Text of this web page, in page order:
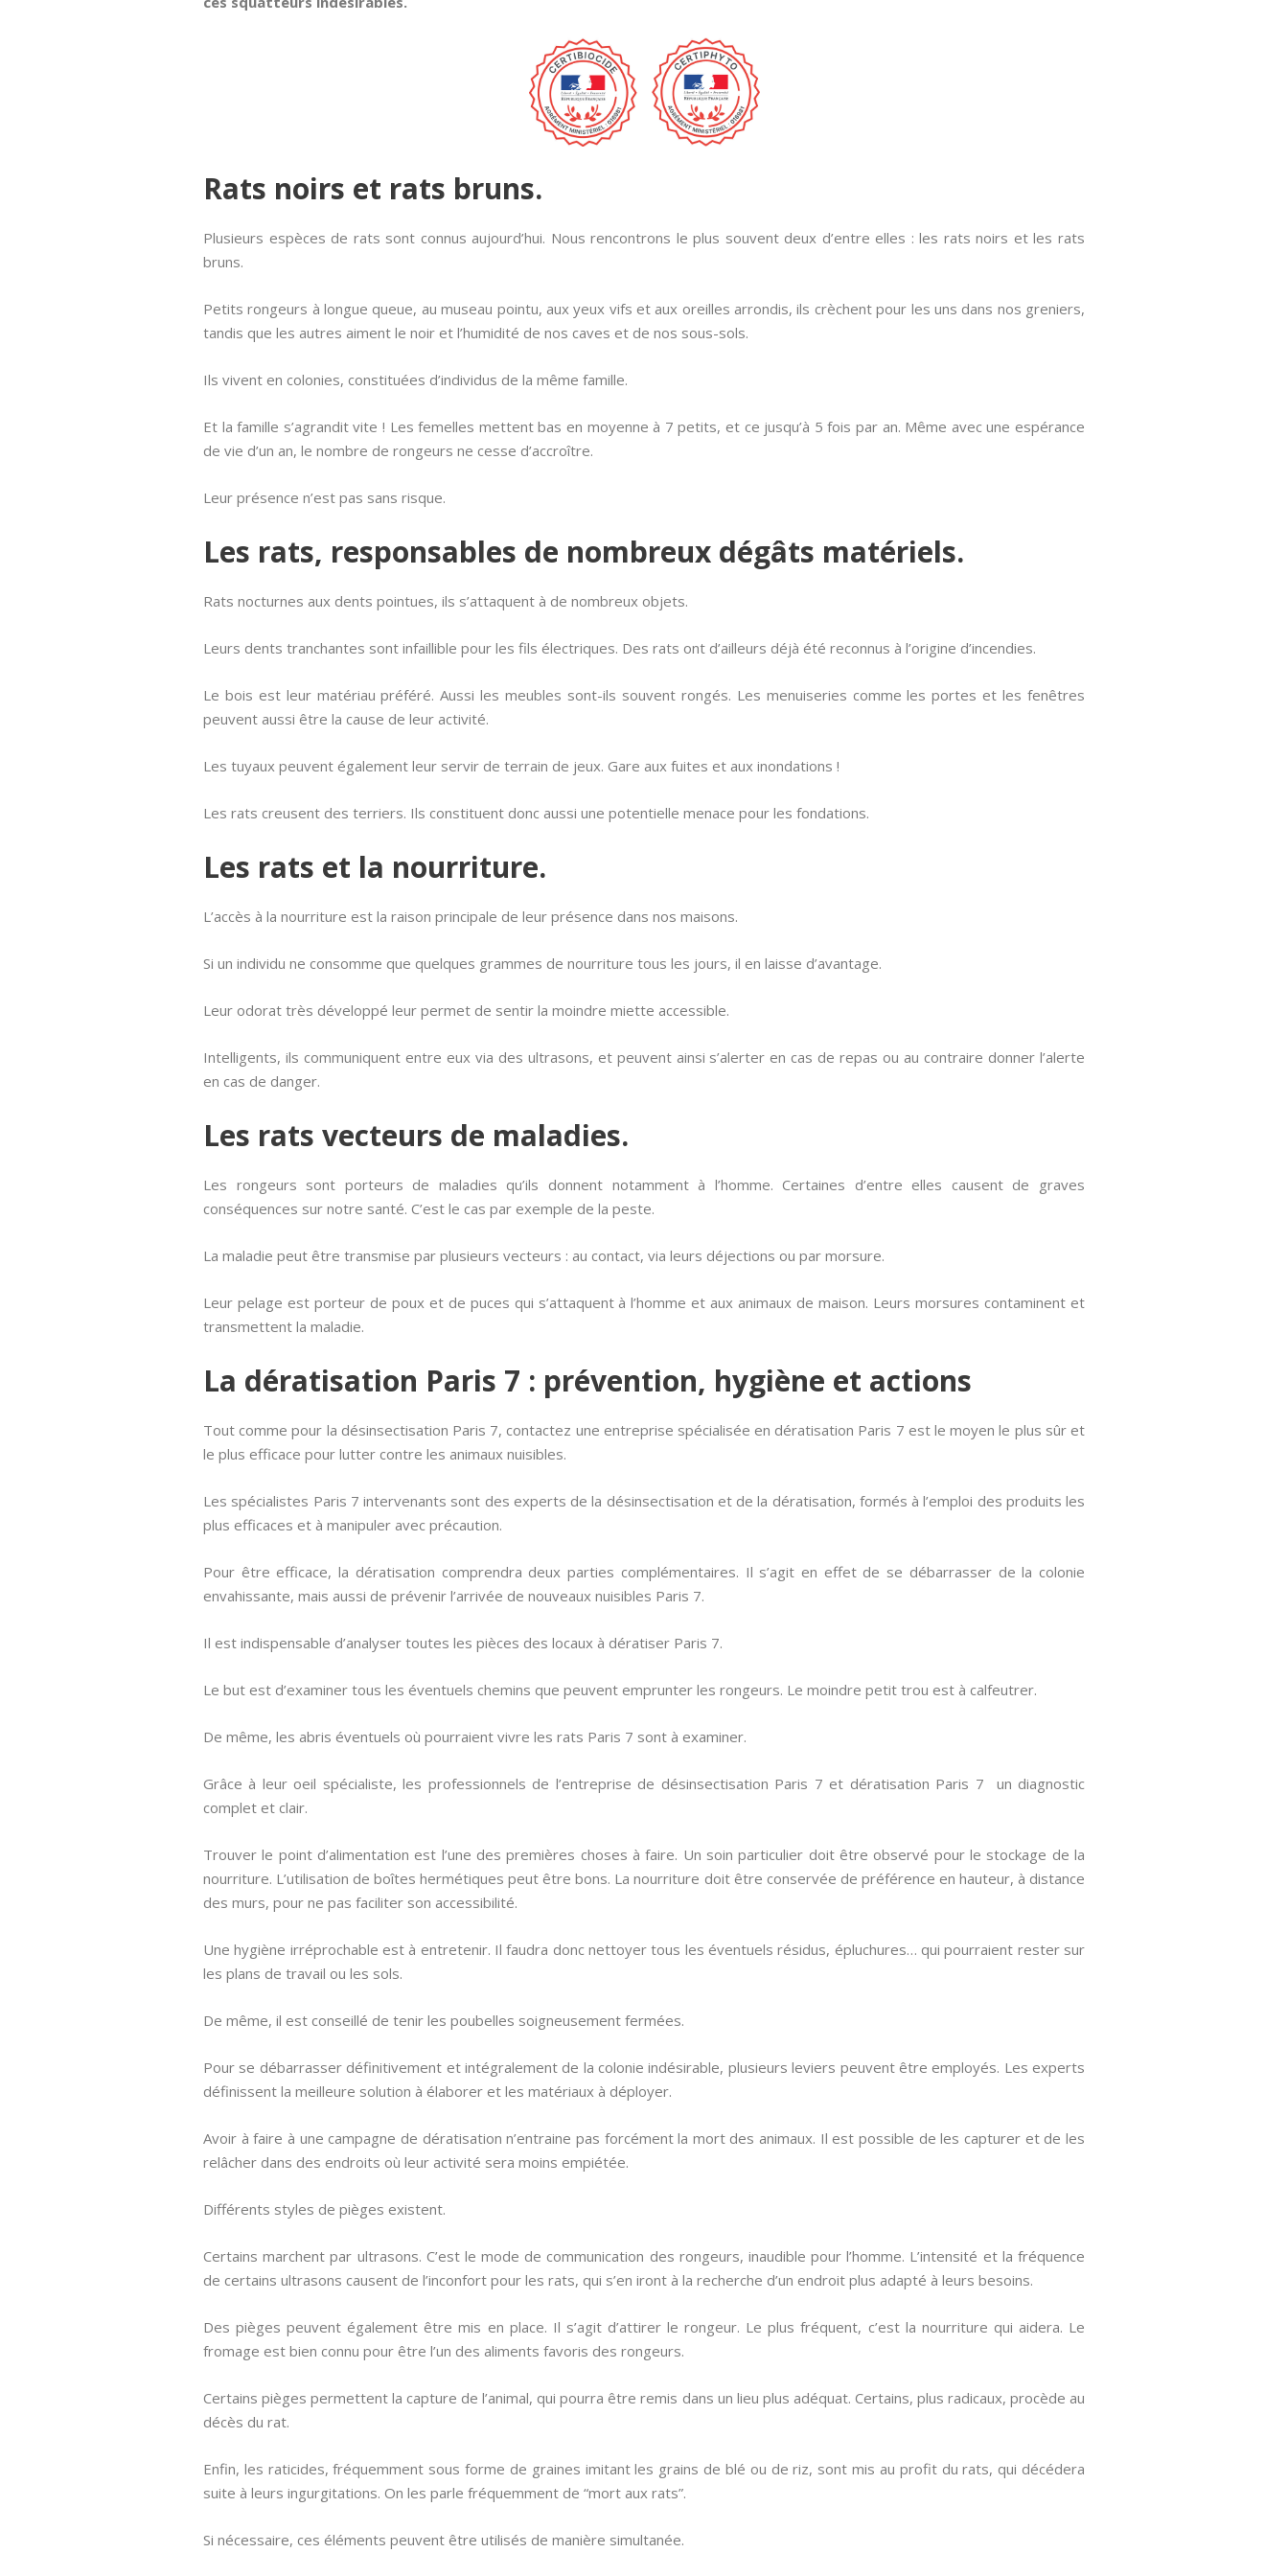
Rats noirs et rats bruns.
Plusieurs espèces de rats sont connus aujourd’hui. Nous rencontrons le plus souvent deux d’entre elles : les rats noirs et les rats
bruns.
Petits rongeurs à longue queue, au museau pointu, aux yeux vifs et aux oreilles arrondis, ils crèchent pour les uns dans nos greniers,
tandis que les autres aiment le noir et l’humidité de nos caves et de nos sous-sols.
Ils vivent en colonies, constituées d’individus de la même famille.
Et la famille s’agrandit vite ! Les femelles mettent bas en moyenne à 7 petits, et ce jusqu’à 5 fois par an. Même avec une espérance
de vie d’un an, le nombre de rongeurs ne cesse d’accroître.
Leur présence n’est pas sans risque.
Les rats, responsables de nombreux dégâts matériels.
Rats nocturnes aux dents pointues, ils s’attaquent à de nombreux objets.
Leurs dents tranchantes sont infaillible pour les fils électriques. Des rats ont d’ailleurs déjà été reconnus à l’origine d’incendies.
Le bois est leur matériau préféré. Aussi les meubles sont-ils souvent rongés. Les menuiseries comme les portes et les fenêtres
peuvent aussi être la cause de leur activité.
Les tuyaux peuvent également leur servir de terrain de jeux. Gare aux fuites et aux inondations !
Les rats creusent des terriers. Ils constituent donc aussi une potentielle menace pour les fondations.
Les rats et la nourriture.
L’accès à la nourriture est la raison principale de leur présence dans nos maisons.
Si un individu ne consomme que quelques grammes de nourriture tous les jours, il en laisse d’avantage.
Leur odorat très développé leur permet de sentir la moindre miette accessible.
Intelligents, ils communiquent entre eux via des ultrasons, et peuvent ainsi s’alerter en cas de repas ou au contraire donner l’alerte
en cas de danger.
Les rats vecteurs de maladies.
Les rongeurs sont porteurs de maladies qu’ils donnent notamment à l’homme. Certaines d’entre elles causent de graves
conséquences sur notre santé. C’est le cas par exemple de la peste.
La maladie peut être transmise par plusieurs vecteurs : au contact, via leurs déjections ou par morsure.
Leur pelage est porteur de poux et de puces qui s’attaquent à l’homme et aux animaux de maison. Leurs morsures contaminent et
transmettent la maladie.
La dératisation Paris 7 : prévention, hygiène et actions
Tout comme pour la désinsectisation Paris 7, contactez une entreprise spécialisée en dératisation Paris 7 est le moyen le plus sûr et
le plus efficace pour lutter contre les animaux nuisibles.
Les spécialistes Paris 7 intervenants sont des experts de la désinsectisation et de la dératisation, formés à l’emploi des produits les
plus efficaces et à manipuler avec précaution.
Pour être efficace, la dératisation comprendra deux parties complémentaires. Il s’agit en effet de se débarrasser de la colonie
envahissante, mais aussi de prévenir l’arrivée de nouveaux nuisibles Paris 7.
Il est indispensable d’analyser toutes les pièces des locaux à dératiser Paris 7.
Le but est d’examiner tous les éventuels chemins que peuvent emprunter les rongeurs. Le moindre petit trou est à calfeutrer.
De même, les abris éventuels où pourraient vivre les rats Paris 7 sont à examiner.
Grâce à leur oeil spécialiste, les professionnels de l’entreprise de désinsectisation Paris 7 et dératisation Paris 7 un diagnostic
complet et clair.
Trouver le point d’alimentation est l’une des premières choses à faire. Un soin particulier doit être observé pour le stockage de la
nourriture. L’utilisation de boîtes hermétiques peut être bons. La nourriture doit être conservée de préférence en hauteur, à distance
des murs, pour ne pas faciliter son accessibilité.
Une hygiène irréprochable est à entretenir. Il faudra donc nettoyer tous les éventuels résidus, épluchures… qui pourraient rester sur
les plans de travail ou les sols.
De même, il est conseillé de tenir les poubelles soigneusement fermées.
Pour se débarrasser définitivement et intégralement de la colonie indésirable, plusieurs leviers peuvent être employés. Les experts
définissent la meilleure solution à élaborer et les matériaux à déployer.
Avoir à faire à une campagne de dératisation n’entraine pas forcément la mort des animaux. Il est possible de les capturer et de les
relâcher dans des endroits où leur activité sera moins empiétée.
Différents styles de pièges existent.
Certains marchent par ultrasons. C’est le mode de communication des rongeurs, inaudible pour l’homme. L’intensité et la fréquence
de certains ultrasons causent de l’inconfort pour les rats, qui s’en iront à la recherche d’un endroit plus adapté à leurs besoins.
Des pièges peuvent également être mis en place. Il s’agit d’attirer le rongeur. Le plus fréquent, c’est la nourriture qui aidera. Le
fromage est bien connu pour être l’un des aliments favoris des rongeurs.
Certains pièges permettent la capture de l’animal, qui pourra être remis dans un lieu plus adéquat. Certains, plus radicaux, procède au
décès du rat.
Enfin, les raticides, fréquemment sous forme de graines imitant les grains de blé ou de riz, sont mis au profit du rats, qui décédera
suite à leurs ingurgitations. On les parle fréquemment de “mort aux rats”.
Si nécessaire, ces éléments peuvent être utilisés de manière simultanée.